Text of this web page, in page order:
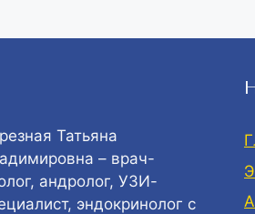
Татьяна
– врач-
андролог, УЗИ-
эндокринолог с